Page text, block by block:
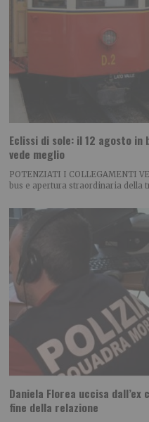
Eclissi di sole: il 12 agosto in
vede meglio
POTENZIATI I COLLEGAMENTI
bus e apertura straordinaria della
Daniela Florea uccisa
fine della relazione